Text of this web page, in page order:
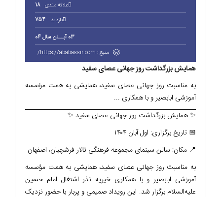
علاقه مندی 18
بازدید
754
03 آبـــان سال 04
منبع : https://ababassir.com/
همایش بزرگداشت روز جهانی عصای سفید
به مناسبت روز جهانی عصای سفید، همایشی به همت مؤسسه
آموزشی ابابصیر و با همکاری ...
✨ همایش بزرگداشت روز جهانی عصای سفید ✨
📅 تاریخ برگزاری: اول آبان ۱۴۰۴
📍 مکان: سالن سینمای مجموعه فرهنگی تالار فرشچیان، اصفهان
به مناسبت روز جهانی عصای سفید، همایشی به همت مؤسسه
آموزشی ابابصیر و با همکاری خیریه نذر اشتغال امام حسین
علیه‌السلام برگزار شد. این رویداد صمیمی و پربار با حضور نزدیک